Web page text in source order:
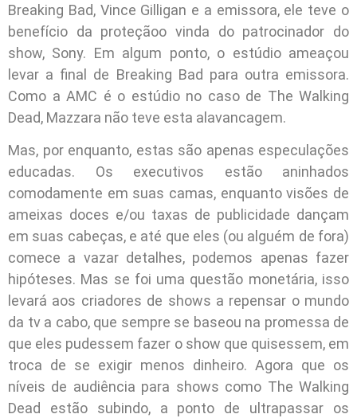
Breaking Bad, Vince Gilligan e a emissora, ele teve o
benefício da proteçãoo vinda do patrocinador do
show, Sony. Em algum ponto, o estúdio ameaçou
levar a final de Breaking Bad para outra emissora.
Como a AMC é o estúdio no caso de The Walking
Dead, Mazzara não teve esta alavancagem.
Mas, por enquanto, estas são apenas especulações
educadas. Os executivos estão aninhados
comodamente em suas camas, enquanto visões de
ameixas doces e/ou taxas de publicidade dançam
em suas cabeças, e até que eles (ou alguém de fora)
comece a vazar detalhes, podemos apenas fazer
hipóteses. Mas se foi uma questão monetária, isso
levará aos criadores de shows a repensar o mundo
da tv a cabo, que sempre se baseou na promessa de
que eles pudessem fazer o show que quisessem, em
troca de se exigir menos dinheiro. Agora que os
níveis de audiência para shows como The Walking
Dead estão subindo, a ponto de ultrapassar os